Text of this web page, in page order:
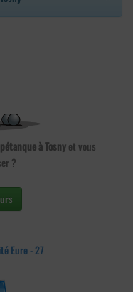
à Tosnyet vous
?
Eure - 27